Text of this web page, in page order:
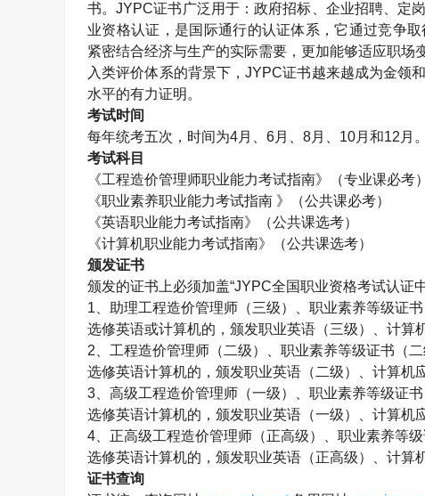
书。JYPC证书广泛用于：政府招标、企业招聘、定
业资格认证，是国际通行的认证体系，它通过竞争
紧密结合经济与生产的实际需要，更加能够适应职场
入类评价体系的背景下，JYPC证书越来越成为金领
水平的有力证明。
考试时间
每年统考五次，时间为4月、 6月、 8月、 10月和12 月。
考试科目
《工程造价管理师职业能力考试指南》（专业课必考）
《职业素养职业能力考试指南 》（公共课必考）
《英语职业能力考试指南》（公共课选考）
《计算机职业能力考试指南》（公共课选考）
颁发证书
颁发的证书上必须加盖“JYPC全国职业资格考试认证
1 、助理工程造价管理师（三级）、职业素养等级证书
选修英语或计算机的，颁发职业英语（三级）、计算
2 、工程造价管理师（二级）、职业素养等级证书（二
选修英语计算机的，颁发职业英语（二级）、计算机
3 、高级工程造价管理师（一级）、职业素养等级证书
选修英语计算机的，颁发职业英语（一级）、计算机
4 、正高级工程造价管理师（正高级）、职业素养等级
选修英语计算机的，颁发职业英语（正高级）、计算
证书查询